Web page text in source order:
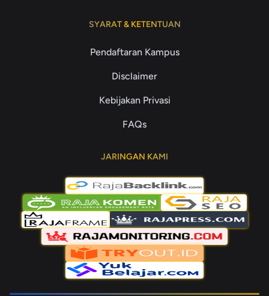
SYARAT & KETENTUAN
Pendaftaran Kampus
Disclaimer
Kebijakan Privasi
FAQs
JARINGAN KAMI